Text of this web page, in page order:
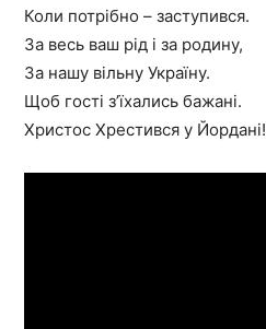
Коли потрібно – заступився.
За весь ваш рід і за родину,
За нашу вільну Україну.
Щоб гості з’їхались бажані.
Христос Хрестився у Йордані!